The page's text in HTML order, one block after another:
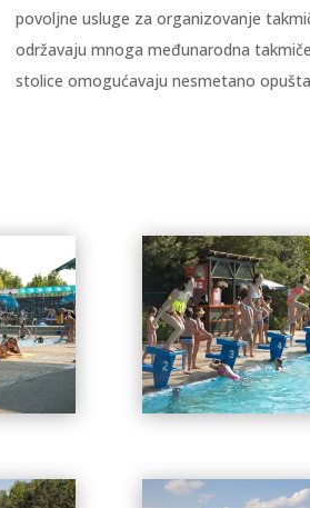
povoljne usluge za organizovanje
održavaju mnoga međunarodna
stolice omogućavaju nesmetano